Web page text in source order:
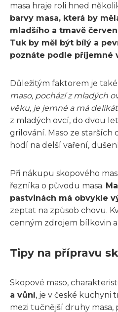
masa hraje roli hned
barvy masa, která by
mladšího a tmavě
Tuk by měl být bílý a
poznáte podle příjemné
Důležitým faktorem je
maso, pochází z mladých
věku, je jemné a má
z mladých ovcí, do dvou
grilování. Maso ze starších
hodí na delší vaření,
Při nákupu skopového
řezníka o původu masa.
pastvinách má obvykle
zeptat na způsob chovu.
cenným zdrojem bílkovin a
Tipy na přípravu
Skopové maso,
a vůní, je v české kuchyni
mezi tučnější druhy masa,